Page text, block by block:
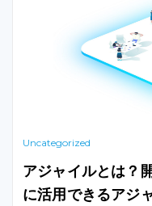
Uncategorized
アジャイルとは？
に活用できるアジ